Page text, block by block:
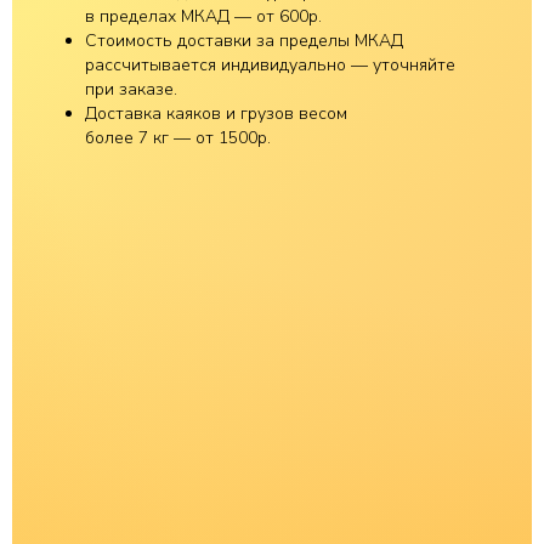
в пределах МКАД — от 600р.
Стоимость доставки за пределы МКАД
рассчитывается индивидуально — уточняйте
при заказе.
Доставка каяков и грузов весом
более 7 кг — от 1500р.